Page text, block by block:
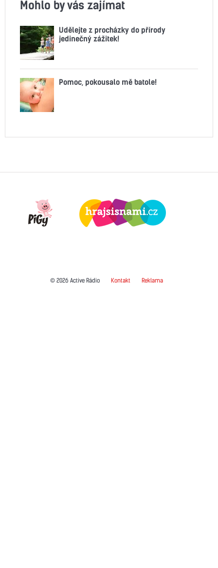
Mohlo by vás zajímat
Udělejte z procházky do přírody
jedinečný zážitek!
Pomoc, pokousalo mě batole!
© 2026 Active Rádio Kontakt Reklama